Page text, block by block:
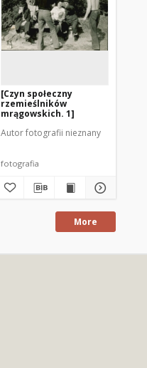
[Czyn społeczny
rzemieślników
mrągowskich. 1]
Autor fotografii nieznany
fotografia
More